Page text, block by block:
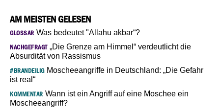
AM MEISTEN GELESEN
GLOSSAR Was bedeutet "Allahu akbar“?
NACHGEFRAGT„Die Grenze am Himmel“ verdeutlicht die
Absurdität von Rassismus
#BRANDEILIGMoscheeangriffe in Deutschland: „Die Gefahr
ist real“
KOMMENTAR Wann ist ein Angriff auf eine Moschee ein
Moscheeangriff?